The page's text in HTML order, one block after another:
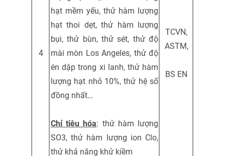
4
hạt mềm yếu, thử hàm lượng
hạt thoi dẹt, thử hàm lượng
bụi, thử bùn, thử sét, thử độ
mài mòn Los Angeles, thử độ
én dập trong xi lanh, thử hàm
lượng hạt nhỏ 10%, thử hệ số
đồng nhất…
Chỉ tiêu hóa: thử hàm lượng
SO3, thử hàm lượng ion Clo,
thử khả năng khử kiềm
TCVN,
ASTM,
BS EN